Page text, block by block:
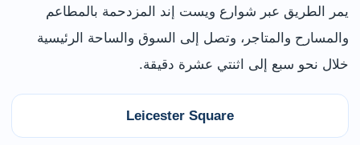
يمر الطريق عبر شوارع ويست إند المزدحمة بالمطاعم
والمسارح والمتاجر، وتصل إلى السوق والساحة الرئيسية
خلال نحو سبع إلى اثنتي عشرة دقيقة.
Leicester Square